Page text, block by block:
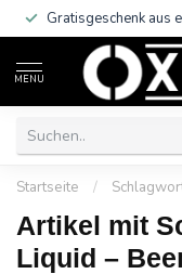
Gratisgeschenk aus
MENU
Startseite /
Artikel mit
Liquid –